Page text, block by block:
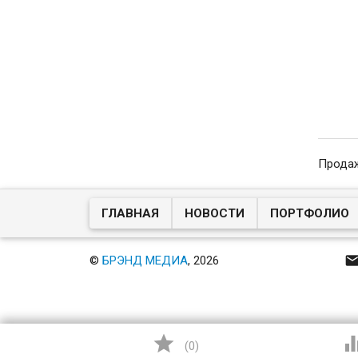
ГЛАВНАЯ НОВОСТИ ПОРТФОЛИО
©БРЭНД МЕДИА, 2026
 (0)